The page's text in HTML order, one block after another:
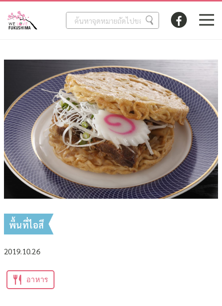
พื้นที่ไอสึ
2019.10.26
อาหาร